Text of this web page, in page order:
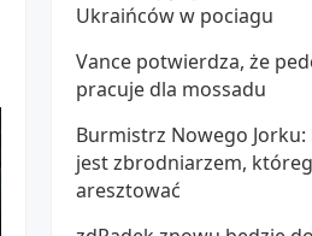
Ukraińców w pociagu
Vance potwierdza, że
pracuje dla mossadu
Burmistrz Nowego
jest zbrodniarzem,
aresztować